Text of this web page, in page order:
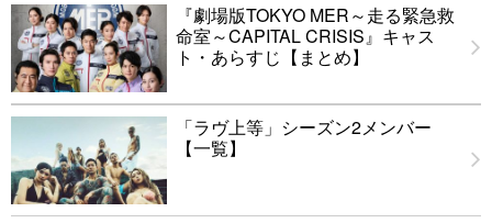
『劇場版TOKYO MER～走る緊急救
命室～CAPITAL CRISIS』キャス
ト・あらすじ【まとめ】
「ラヴ上等」シーズン2メンバー
【一覧】